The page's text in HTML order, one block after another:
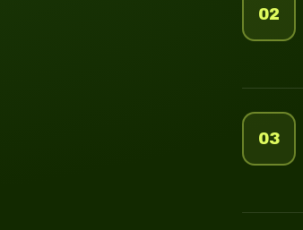
02
03